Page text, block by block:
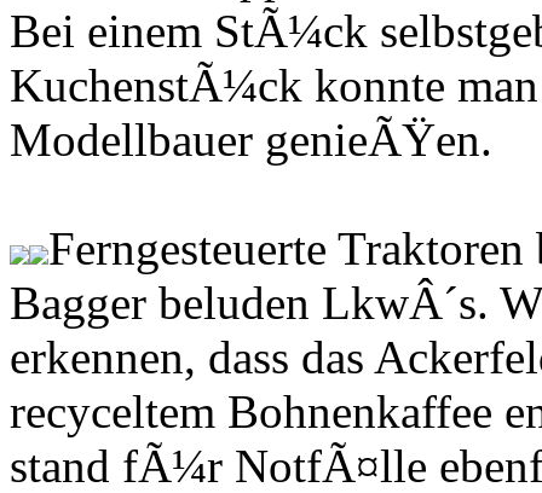
Bei einem StÃ¼ck
KuchenstÃ¼ck konnte
Modellbauer genieÃŸen.
Ferngesteuerte
Bagger beluden LkwÂ´s.
erkennen, dass das
recyceltem Bohnenkaffee
stand fÃ¼r NotfÃ¤lle